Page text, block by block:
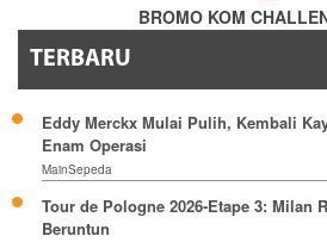
BROMO KOM
TERBARU
Eddy Merckx Mulai Pulih, Kembali
Enam Operasi
MainSepeda
Tour de Pologne 2026-Etape 3: Milan
Beruntun